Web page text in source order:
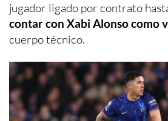
jugador ligado por contrato
contar con Xabi Alonso como
cuerpo técnico.